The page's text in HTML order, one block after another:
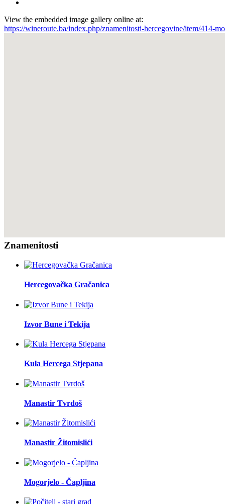
View the embedded image gallery online at:
https://wineroute.ba/index.php/znamenitosti-hercegovine/item/414-
Znamenitosti
Hercegovačka Gračanica
Izvor Bune i Tekija
Kula Hercega Stjepana
Manastir Tvrdoš
Manastir Žitomislići
Mogorjelo - Čapljina